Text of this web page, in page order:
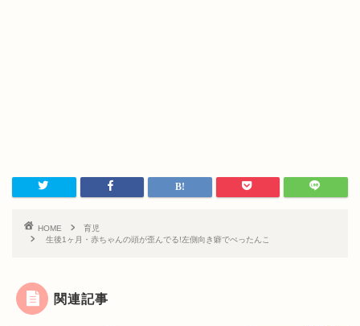
HOME
育児
生後1ヶ月・赤ちゃんの頭が歪んでる!左側向き癖でぺったんこ
関連記事